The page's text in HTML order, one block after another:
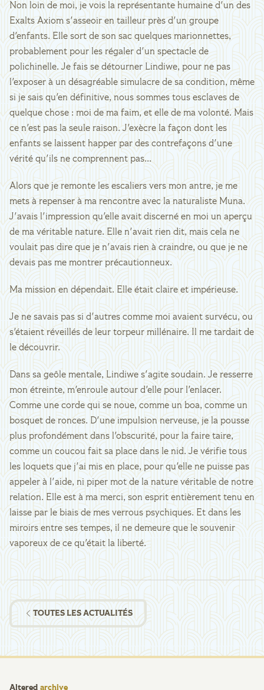
Non loin de moi, je vois la représentante humaine d'un des
Exalts Axiom s'asseoir en tailleur près d'un groupe
d'enfants. Elle sort de son sac quelques marionnettes,
probablement pour les régaler d'un spectacle de
polichinelle. Je fais se détourner Lindiwe, pour ne pas
l'exposer à un désagréable simulacre de sa condition, même
si je sais qu'en définitive, nous sommes tous esclaves de
quelque chose : moi de ma faim, et elle de ma volonté. Mais
ce n'est pas la seule raison. J'exècre la façon dont les
enfants se laissent happer par des contrefaçons d'une
vérité qu'ils ne comprennent pas...
Alors que je remonte les escaliers vers mon antre, je me
mets à repenser à ma rencontre avec la naturaliste Muna.
J'avais l'impression qu'elle avait discerné en moi un aperçu
de ma véritable nature. Elle n'avait rien dit, mais cela ne
voulait pas dire que je n'avais rien à craindre, ou que je ne
devais pas me montrer précautionneux.
Ma mission en dépendait. Elle était claire et impérieuse.
Je ne savais pas si d'autres comme moi avaient survécu, ou
s'étaient réveillés de leur torpeur millénaire. Il me tardait de
le découvrir.
Dans sa geôle mentale, Lindiwe s'agite soudain. Je resserre
mon étreinte, m'enroule autour d'elle pour l'enlacer.
Comme une corde qui se noue, comme un boa, comme un
bosquet de ronces. D'une impulsion nerveuse, je la pousse
plus profondément dans l'obscurité, pour la faire taire,
comme un coucou fait sa place dans le nid. Je vérifie tous
les loquets que j'ai mis en place, pour qu'elle ne puisse pas
appeler à l'aide, ni piper mot de la nature véritable de notre
relation. Elle est à ma merci, son esprit entièrement tenu en
laisse par le biais de mes verrous psychiques. Et dans les
miroirs entre ses tempes, il ne demeure que le souvenir
vaporeux de ce qu'était la liberté.
TOUTES LES ACTUALITÉS
Altered archive